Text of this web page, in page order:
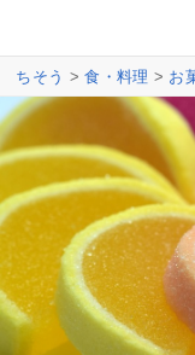
ちそう >食・料理 > お